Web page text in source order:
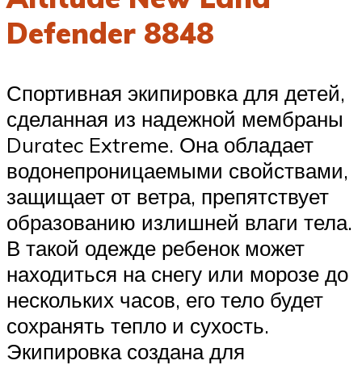
Defender 8848
Спортивная экипировка для детей,
сделанная из надежной мембраны
Duratec Extreme. Она обладает
водонепроницаемыми свойствами,
защищает от ветра, препятствует
образованию излишней влаги тела.
В такой одежде ребенок может
находиться на снегу или морозе до
нескольких часов, его тело будет
сохранять тепло и сухость.
Экипировка создана для